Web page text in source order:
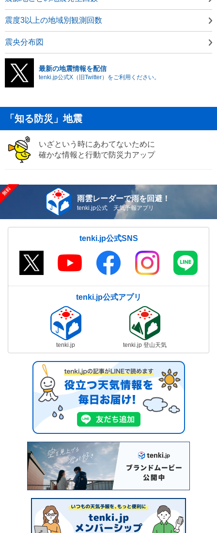
震度3以上の地域別観測回数
震央分布図
最新の地震情報を配信
tenki.jp公式X（旧Twitter）をご利用ください。
「知る防災」地震
いざという時にあわてないために
確かな情報と行動で防災力アップ
雨雲レーダーで雨を回避！
tenki.jp公式 天気予報アプリ
tenki.jp公式SNS
tenki.jp公式アプリ
tenki.jp tenki.jp 登山天気